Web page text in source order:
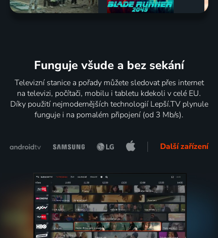
Funguje všude a bez sekání
Televizní stanice a pořady můžete sledovat přes internet
na televizi, počítači, mobilu i tabletu kdekoli v celé EU.
Díky použití nejmodernějších technologií Lepší.TV plynule
funguje i na pomalém připojení (od 3 Mb/s).
Další zařízení